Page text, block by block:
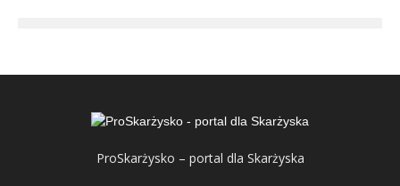
ProSkarżysko – portal dla Skarżyska